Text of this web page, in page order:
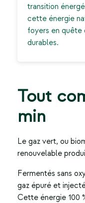
transition
cette énergie
foyers en quête
durables.
Tout
min
Le gaz vert, ou
renouvelable
Fermentés sans
gaz épuré et
Cette énergie 100